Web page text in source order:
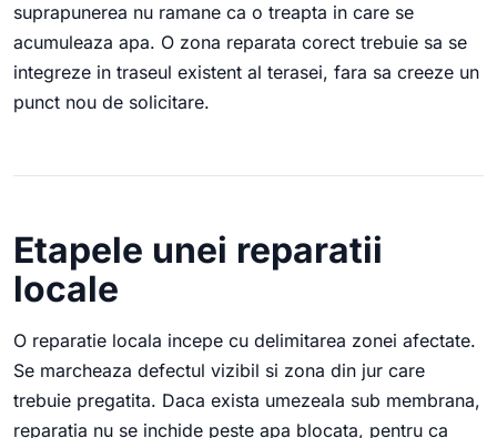
suprapunerea nu ramane ca o treapta in care se
acumuleaza apa. O zona reparata corect trebuie sa se
integreze in traseul existent al terasei, fara sa creeze un
punct nou de solicitare.
Etapele unei reparatii
locale
O reparatie locala incepe cu delimitarea zonei afectate.
Se marcheaza defectul vizibil si zona din jur care
trebuie pregatita. Daca exista umezeala sub membrana,
reparatia nu se inchide peste apa blocata, pentru ca